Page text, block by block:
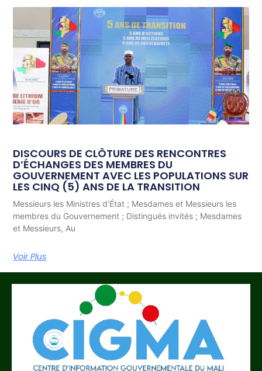
DISCOURS DE CLÔTURE DES RENCONTRES
D’ÉCHANGES DES MEMBRES DU
GOUVERNEMENT AVEC LES POPULATIONS SUR
LES CINQ (5) ANS DE LA TRANSITION
Messieurs les Ministres d’État ; Mesdames et Messieurs les
membres du Gouvernement ; Distingués invités ; Mesdames
et Messieurs, Au
Voir Plus